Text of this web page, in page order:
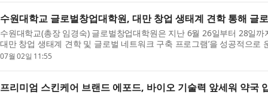
수원대학교 글로벌창업대학원, 대만 창업 생태계 견학 통해 글
수원대학교(총장 임경숙) 글로벌창업대학원은 지난 6월 26일부터 28일까
대만 창업 생태계 견학 및 글로벌 네트워크 구축 프로그램’을 성공적으
업대...
07월 02일 11:55
프리미엄 스킨케어 브랜드 에포드, 바이오 기술력 앞세워 약국